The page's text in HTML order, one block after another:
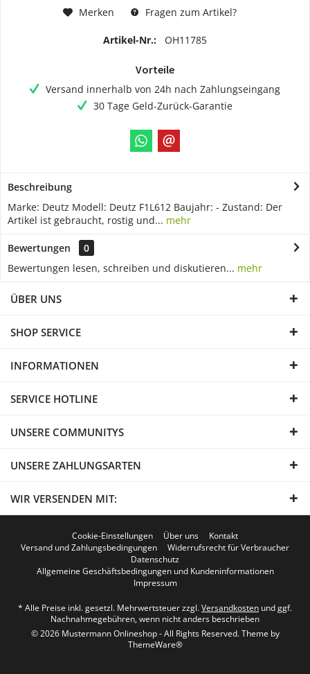
Merken Fragen zum Artikel?
Artikel-Nr.: OH11785
Vorteile
Versand innerhalb von 24h nach Zahlungseingang
30 Tage Geld-Zurück-Garantie
Beschreibung
Marke: Deutz Modell: Deutz F1L612 Baujahr: - Zustand: Der
Artikel ist gebraucht, rostig und... mehr
Bewertungen
0
Bewertungen lesen, schreiben und diskutieren... mehr
ÜBER UNS
SHOP SERVICE
INFORMATIONEN
SERVICE HOTLINE
UNSERE COMMUNITYS
UNSERE ZAHLUNGSARTEN
WIR VERSENDEN MIT:
Cookie-Einstellungen Über uns
Kontakt
Versand und Zahlungsbedingungen
Widerrufsrecht für Verbraucher
Datenschutz
Allgemeine Geschäftsbedingungen und Kundeninformationen
Impressum
* Alle Preise inkl. gesetzl. Mehrwertsteuer zzgl.Versandkosten und ggf.
Nachnahmegebühren, wenn nicht anders beschrieben
© 2026 Mustermann Onlineshop - All Rights Reserved. Theme by
ThemeWare®